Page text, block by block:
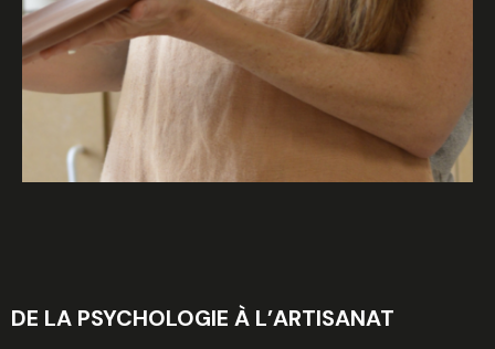
DE LA PSYCHOLOGIE À L’ARTISANAT